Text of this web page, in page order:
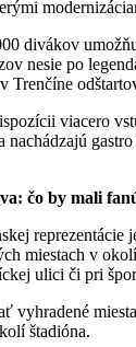
divákov
nesie po
Trenčíne
viacero
nachádzajú
čo by mali
reprezentácie
miestach v
ulici či pri
vyhradené
štadióna.